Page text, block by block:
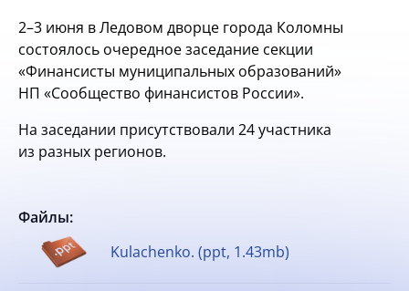
2–3 июня в Ледовом дворце города Коломны
состоялось очередное заседание секции
«Финансисты муниципальных образований»
НП «Сообщество финансистов России».
На заседании присутствовали 24 участника
из разных регионов.
Файлы:
Kulachenko. (ppt, 1.43mb)